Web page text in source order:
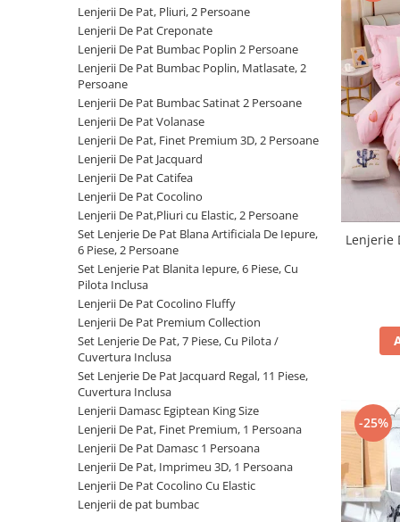
Cearceaf cu elastic
Cearceaf normal
Lenjerii De Pat Creponate
Lenjerii De Pat Bumbac Poplin 2
Lenjerii De Pat Bumbac Poplin,
Matlasate, 2 Persoane
Lenjerii De Pat Bumbac Satinat 2
Lenjerii De Pat Volanase
Lenjerii De Pat, Finet Premium 3D,
2 Persoane
Lenjerii De Pat Jacquard
Lenjerii De Pat Catifea
Lenjerii De Pat Cocolino
Set Lenjerie De Pat Blana
Artificiala De Iepure, 6 Piese, 2
Set Lenjerie Pat Blanita Iepure, 6
Piese, Cu Pilota Inclusa
Lenjerii De Pat Premium Collection
Set Lenjerie De Pat, 7 Piese, Cu
Pilota / Cuvertura Inclusa
Lenjerii De Pat, Pliuri, 2 Persoane
Lenjerii De Pat Creponate
Lenjerii De Pat Bumbac Poplin 2 Persoane
Lenjerii De Pat Bumbac Poplin, Matlasate, 2
Persoane
Lenjerii De Pat Bumbac Satinat 2 Persoane
Lenjerii De Pat Volanase
Lenjerii De Pat, Finet Premium 3D, 2 Persoane
Lenjerii De Pat Jacquard
Lenjerii De Pat Catifea
Lenjerii De Pat Cocolino
Lenjerii De Pat,Pliuri cu Elastic, 2 Persoane
Set Lenjerie De Pat Blana Artificiala De Iepure,
6 Piese, 2 Persoane
Set Lenjerie Pat Blanita Iepure, 6 Piese, Cu
Pilota Inclusa
Lenjerii De Pat Cocolino Fluffy
Lenjerii De Pat Premium Collection
Set Lenjerie De Pat, 7 Piese, Cu Pilota /
Cuvertura Inclusa
Set Lenjerie De Pat Jacquard Regal, 11 Piese,
Cuvertura Inclusa
Lenjerii Damasc Egiptean King Size
Lenjerii De Pat, Finet Premium, 1 Persoana
Lenjerii De Pat Damasc 1 Persoana
Lenjerii De Pat, Imprimeu 3D, 1 Persoana
Lenjerii De Pat Cocolino Cu Elastic
Lenjerii de pat bumbac
Lenjerie
-25%